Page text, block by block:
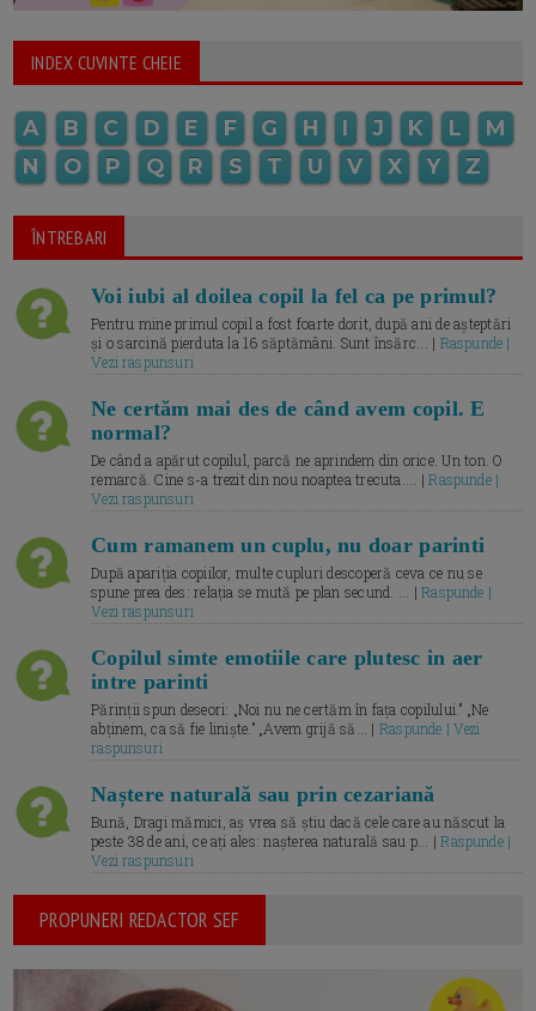
INDEX CUVINTE CHEIE
A B C D E F G H I J K L
M
N
O P Q R S T U V X Y Z
ÎNTREBARI
Voi iubi al doilea copil la fel ca pe primul?
Pentru mine primul copil a fost foarte dorit, după ani de așteptări
și o sarcină pierduta la 16 săptămâni. Sunt însărc... | Raspunde |
Vezi raspunsuri
Ne certăm mai des de când avem copil. E
normal?
De când a apărut copilul, parcă ne aprindem din orice. Un ton. O
remarcă. Cine s-a trezit din nou noaptea trecuta.... |Raspunde |
Vezi raspunsuri
Cum ramanem un cuplu, nu doar parinti
După apariția copiilor, multe cupluri descoperă ceva ce nu se
spune prea des: relația se mută pe plan secund. ... |Raspunde |
Vezi raspunsuri
Copilul simte emotiile care plutesc in aer
intre parinti
Părinții spun deseori: „Noi nu ne certăm în fața copilului.” „Ne
abținem, ca să fie liniște.” „Avem grijă să... | Raspunde | Vezi
raspunsuri
Naștere naturală sau prin cezariană
Bună, Dragi mămici, aș vrea să știu dacă cele care au născut la
peste 38 de ani, ce ați ales: nașterea naturală sau p... |Raspunde |
Vezi raspunsuri
PROPUNERI REDACTOR SEF